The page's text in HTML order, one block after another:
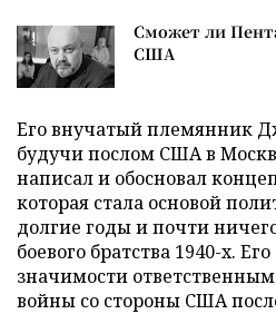
Сможет ли
США
Его внучатый племянник
будучи послом США в
написал и обосновал
которая стала основой
долгие годы и почти
боевого братства 1940-х.
значимости
войны со стороны США